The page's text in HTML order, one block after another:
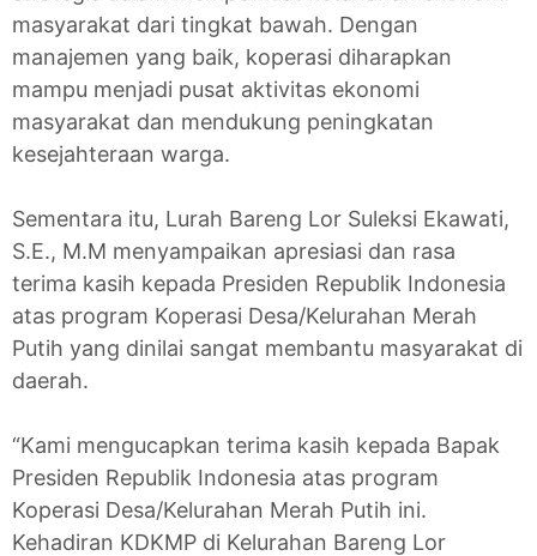
masyarakat dari tingkat bawah. Dengan
manajemen yang baik, koperasi diharapkan
mampu menjadi pusat aktivitas ekonomi
masyarakat dan mendukung peningkatan
kesejahteraan warga.
Sementara itu, Lurah Bareng Lor Suleksi Ekawati,
S.E., M.M menyampaikan apresiasi dan rasa
terima kasih kepada Presiden Republik Indonesia
atas program Koperasi Desa/Kelurahan Merah
Putih yang dinilai sangat membantu masyarakat di
daerah.
“Kami mengucapkan terima kasih kepada Bapak
Presiden Republik Indonesia atas program
Koperasi Desa/Kelurahan Merah Putih ini.
Kehadiran KDKMP di Kelurahan Bareng Lor